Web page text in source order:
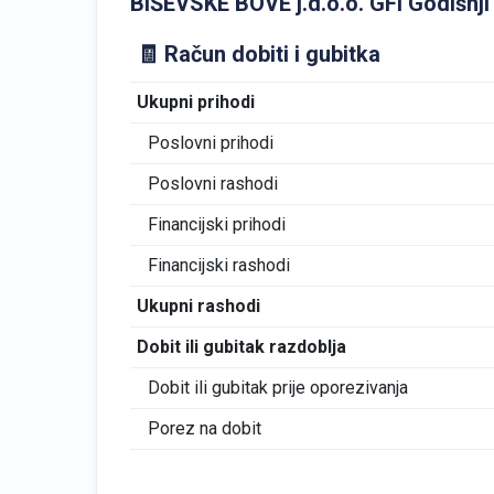
🧾 Račun dobiti i gubitka
Ukupni prihodi
Poslovni prihodi
Poslovni rashodi
Financijski prihodi
Financijski rashodi
Ukupni rashodi
Dobit ili gubitak razdoblja
Dobit ili gubitak prije oporezivanja
Porez na dobit